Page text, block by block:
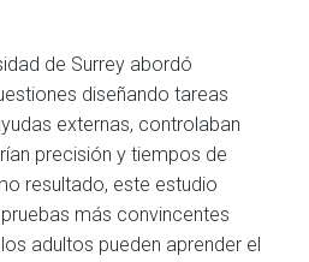
de Surrey abordó
diseñando tareas
externas, controlaban
precisión y tiempos de
resultado, este estudio
más convincentes
adultos pueden aprender el